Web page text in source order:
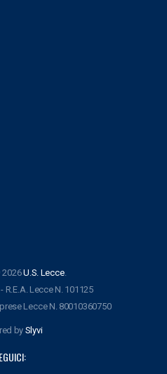
2026U.S. Lecce.
R.E.A. Lecce N. 101125
Lecce N. 80010360750
by Slyvi